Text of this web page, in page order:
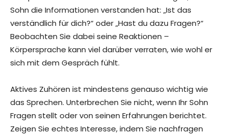
Sohn die Informationen verstanden hat: „Ist das
verständlich für dich?“ oder „Hast du dazu Fragen?“
Beobachten Sie dabei seine Reaktionen –
Körpersprache kann viel darüber verraten, wie wohl er
sich mit dem Gespräch fühlt.
Aktives Zuhören ist mindestens genauso wichtig wie
das Sprechen. Unterbrechen Sie nicht, wenn Ihr Sohn
Fragen stellt oder von seinen Erfahrungen berichtet.
Zeigen Sie echtes Interesse, indem Sie nachfragen